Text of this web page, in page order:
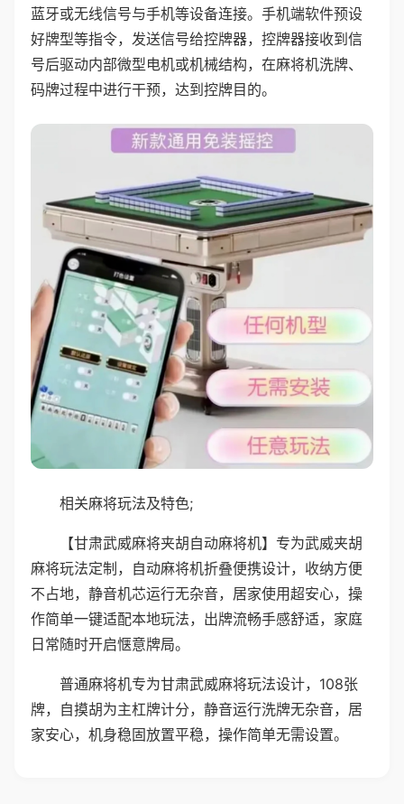
蓝牙或无线信号与手机等设备连接。手机端软件预设
好牌型等指令，发送信号给控牌器，控牌器接收到信
号后驱动内部微型电机或机械结构，在麻将机洗牌、
码牌过程中进行干预，达到控牌目的。
相关麻将玩法及特色;
【甘肃武威麻将夹胡自动麻将机】专为武威夹胡
麻将玩法定制，自动麻将机折叠便携设计，收纳方便
不占地，静音机芯运行无杂音，居家使用超安心，操
作简单一键适配本地玩法，出牌流畅手感舒适，家庭
日常随时开启惬意牌局。
普通麻将机专为甘肃武威麻将玩法设计，108张
牌，自摸胡为主杠牌计分，静音运行洗牌无杂音，居
家安心，机身稳固放置平稳，操作简单无需设置。